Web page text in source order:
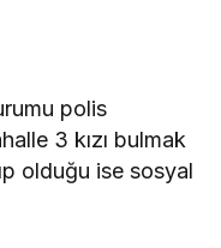
polis
3 kızı bulmak
olduğu ise sosyal